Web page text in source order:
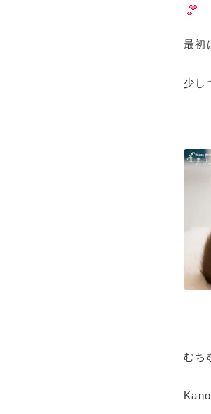
最初
少し
むち